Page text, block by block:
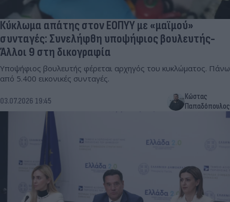
Κύκλωμα απάτης στον ΕΟΠΥΥ με «μαϊμού»
συνταγές: Συνελήφθη υποψήφιος βουλευτής-
Άλλοι 9 στη δικογραφία
Υποψήφιος βουλευτής φέρεται αρχηγός του κυκλώματος. Πάνω
από 5.400 εικονικές συνταγές.
03.07.2026 19:45
Κώστας
Παπαδόπουλος